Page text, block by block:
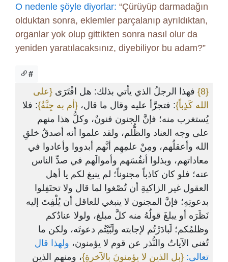
O nedenle şöyle diyorlar: “Çürüyüp darmadağın
olduktan sonra, eklemler parçalanıp ayrıldıktan,
organlar yok olup gittikten sonra nasıl olur da
yeniden yaratılacaksınız, diyebiliyor bu adam?”
#
{8} فهذا الرجلُ الذي يأتي بذلك: هل افْتَرَى {على
الله كَذِباً}: فتجرَّأ عليه وقال ما قال، {أم به جِنَّةٌ}: فلا
يُستغرب منه؛ فإنَّ الجنون فنونٌ، وكلُّ هذا منهم
على وجه العناد والظُّلم، ولقد علموا أنه أصدقُ خلقِ
الله وأعقلُهم، ومِنْ علمِهِم أنَّهم أبدووا وأعادوا في
معاداتهم، وبذلوا أنفُسَهم وأموالَهم في صدِّ الناس
عنه؛ فلو كان كاذباً مجنوناً؛ لم ينبغ لكم يا أهل
العقول غير الزاكيةِ أن تُصْغوا لما قال ولا تحتَفِلوا
بدعوتِهِ؛ فإنَّ المجنون لا ينبغي للعاقل أن يُلْفِتَ إليه
نَظَرَه أو يبلغَ قولُهُ منه كلَّ مبلغ، ولولا عنادُكم
وظلمُكم؛ لَبادَرْتُم لإجابته ولَبَّيْتُم دعوتَه، ولكن ما
تُغني الآياتُ والنُّذر عن قوم لا يؤمنون، ولهذا قال
تعالى: {بل الذين لا يؤمنونَ بالآخرةِ}، ومنهم الذين